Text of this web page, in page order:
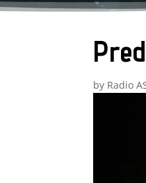
by Radio